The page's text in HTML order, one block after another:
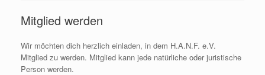
Mitglied werden
Wir möchten dich herzlich einladen, in dem H.A.N.F. e.V.
Mitglied zu werden. Mitglied kann jede natürliche oder juristische
Person werden.